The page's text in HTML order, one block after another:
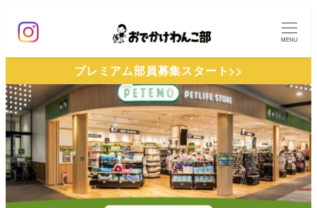
ン
ン
テ
ン
ツ
へ
MENU
プレミアム部員募集スタート>>